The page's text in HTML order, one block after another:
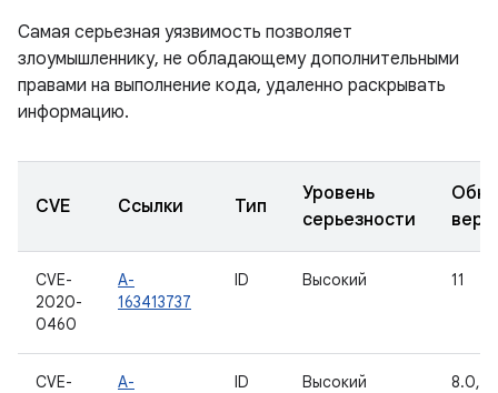
Самая серьезная уязвимость позволяет
злоумышленнику, не обладающему дополнительными
правами на выполнение кода, удаленно раскрывать
информацию.
CVE Ссылки Тип
Уровень
серьезности
CVE-
2020-
0460
A-
163413737
ID Высокий 11
CVE-
A-
ID Высокий 8.0,